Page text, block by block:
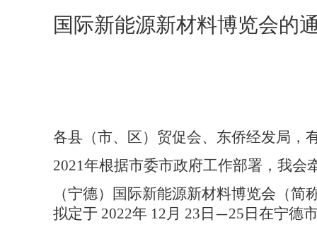
国际新能源新材料博览会的
各县（市、区）贸促会、东侨经发局，
2021年根据市委市政府工作部署，我会
（宁德）国际新能源新材料博览会（简
拟定于 2022年 12月 23日 —25日在宁德